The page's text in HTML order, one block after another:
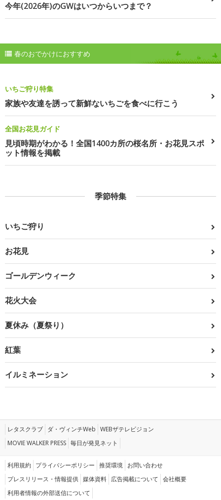
今年(2026年)のGWはいつからいつまで？
春のおでかけにおすすめ
いちご狩り特集
家族や友達を誘って新鮮ないちごを食べに行こう
全国お花見ガイド
見頃時期がわかる！全国1400カ所の桜名所・お花見スポ
ット情報を掲載
季節特集
いちご狩り
お花見
ゴールデンウィーク
花火大会
夏休み（夏祭り）
紅葉
イルミネーション
レタスクラブ ダ・ヴィンチWeb WEBザテレビジョン
MOVIE WALKER PRESS 毎日が発見ネット
利用規約 プライバシーポリシー 推奨環境 お問い合わせ
プレスリリース・情報提供 媒体資料 広告掲載について 会社概要
利用者情報の外部送信について